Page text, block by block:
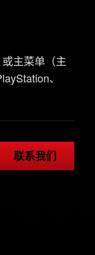
主菜单（主
、
联系我们